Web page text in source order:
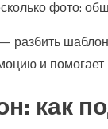
фото:
и
как